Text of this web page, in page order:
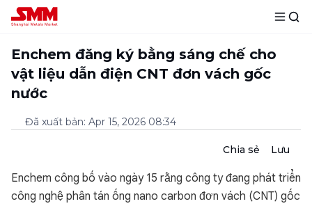
Enchem đăng ký bằng sáng chế cho
vật liệu dẫn điện CNT đơn vách gốc
nước
Đã xuất bản: Apr 15, 2026 08:34
Chia sẻ Lưu
Enchem công bố vào ngày 15 rằng công ty đang phát triển
công nghệ phân tán ống nano carbon đơn vách (CNT) gốc